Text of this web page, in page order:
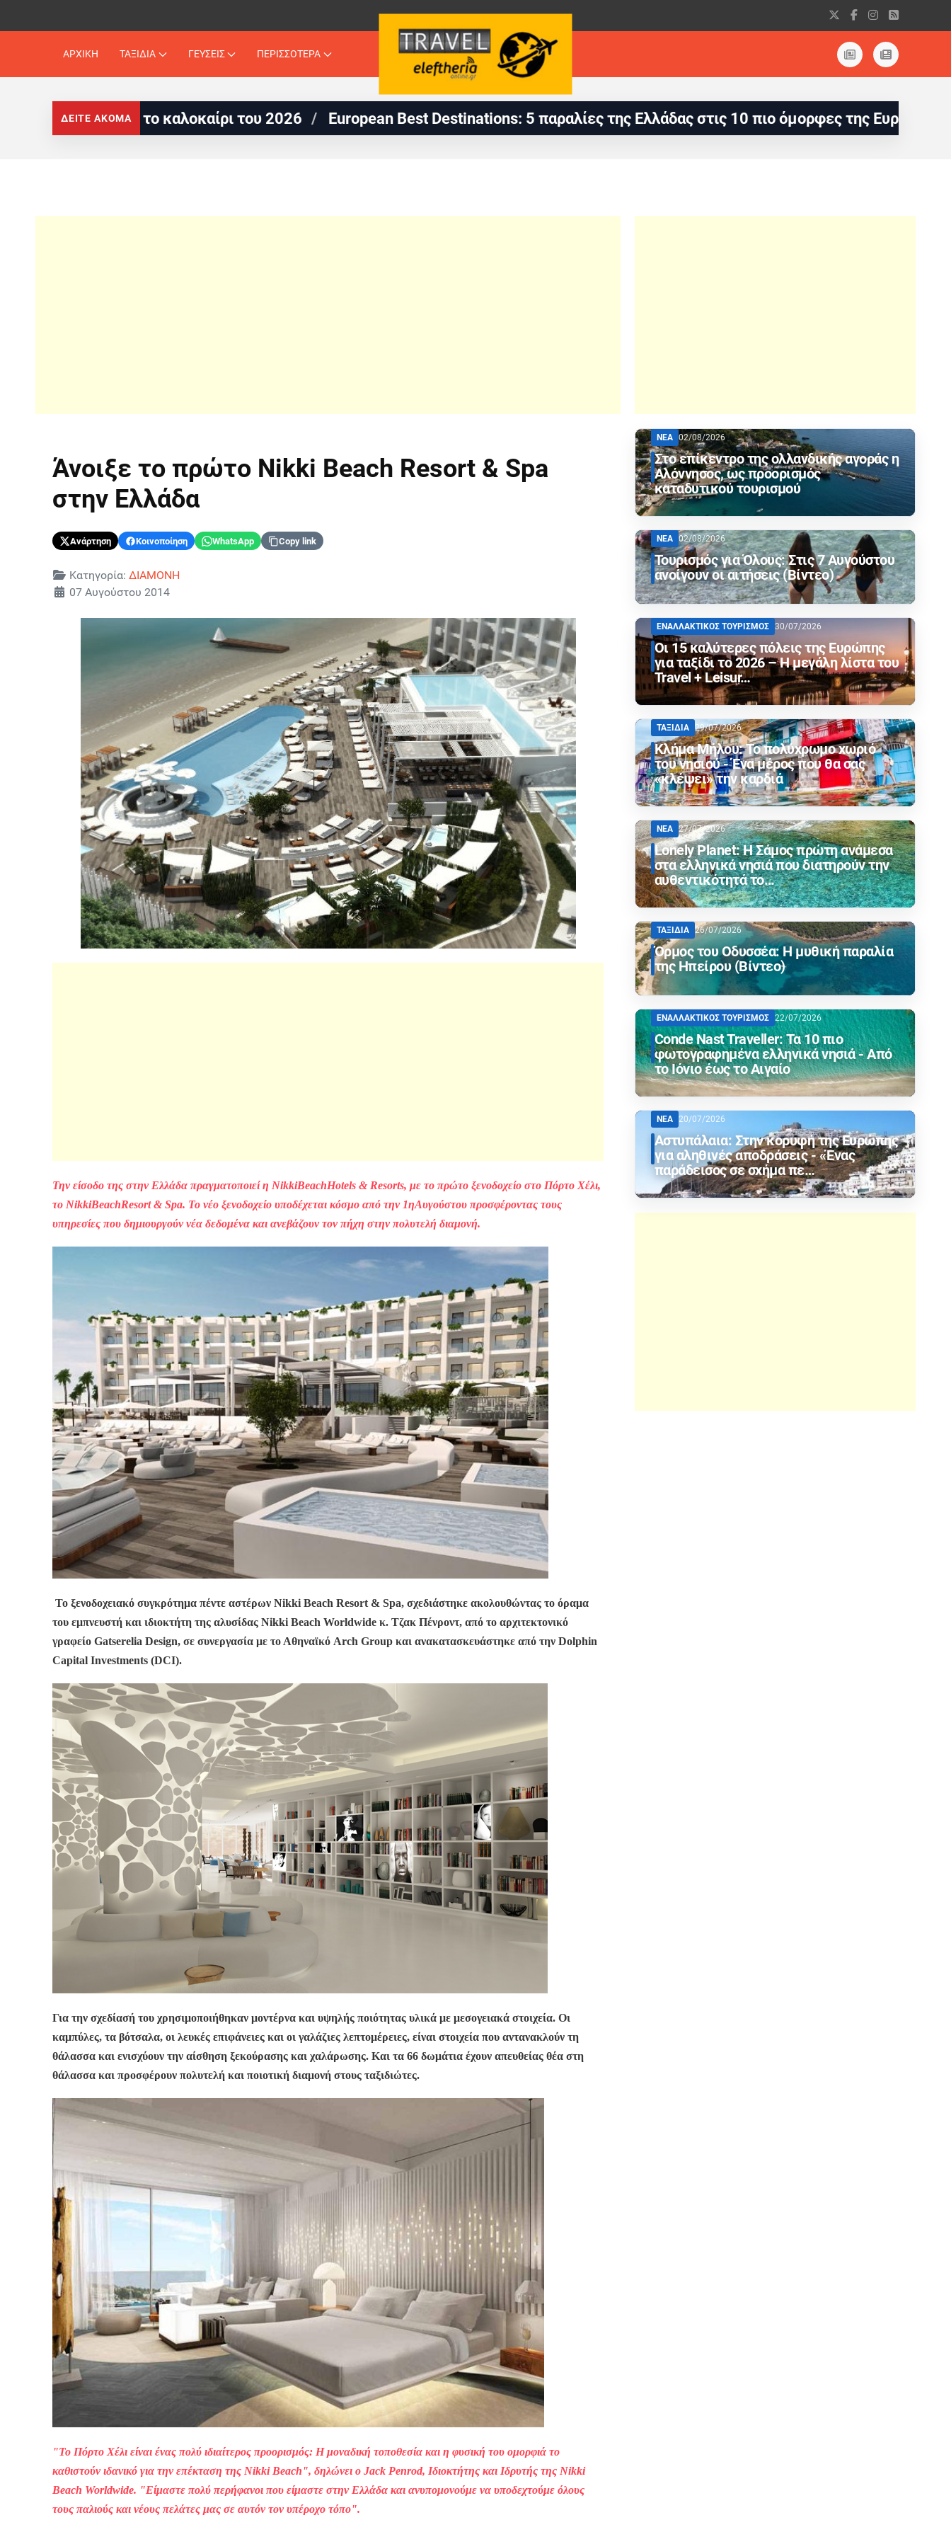
ΑΡΧΙΚΗ ΤΑΞΙΔΙΑ ΓΕΥΣΕΙΣ ΠΕΡΙΣΣΟΤΕΡΑ
ΔΕΙΤΕ ΑΚΟΜΑ
το καλοκαίρι του 2026 European Best Destinations: 5 παραλίες της Ελλάδας στις 10 πιο όμορφες της Ευρώπης Le Figaro
Άνοιξε το πρώτο Nikki Beach Resort & Spa
στην Ελλάδα
Ανάρτηση Κοινοποίηση WhatsApp Copy link
Λεπτομέρειες
Κατηγορία: ΔΙΑΜΟΝΗ
07 Αυγούστου 2014
Την είσοδο της στην Ελλάδα πραγματοποιεί η NikkiBeachHotels & Resorts, με το πρώτο ξενοδοχείο στο Πόρτο Χέλι,
το NikkiBeachResort& Spa. Το νέο ξενοδοχείο υποδέχεται κόσμο από την 1ηΑυγούστου προσφέροντας τους
υπηρεσίες που δημιουργούν νέα δεδομένα και ανεβάζουν τον πήχη στην πολυτελή διαμονή.
Το ξενοδοχειακό συγκρότημα πέντε αστέρων Nikki Beach Resort & Spa, σχεδιάστηκε ακολουθώντας το όραμα
του εμπνευστή και ιδιοκτήτη της αλυσίδας Nikki Beach Worldwide κ. Τζακ Πένροντ, από το αρχιτεκτονικό
γραφείο Gatserelia Design, σε συνεργασία με το Αθηναϊκό Arch Group και ανακατασκευάστηκε από την Dolphin
Capital Investments (DCI).
Για την σχεδίασή του χρησιμοποιήθηκαν μοντέρνα και υψηλής ποιότητας υλικά με μεσογειακά στοιχεία. Οι
καμπύλες, τα βότσαλα, οι λευκές επιφάνειες και οι γαλάζιες λεπτομέρειες, είναι στοιχεία που αντανακλούν τη
θάλασσα και ενισχύουν την αίσθηση ξεκούρασης και χαλάρωσης. Και τα 66 δωμάτια έχουν απευθείας θέα στη
θάλασσα και προσφέρουν πολυτελή και ποιοτική διαμονή στους ταξιδιώτες.
"Το Πόρτο Χέλι είναι ένας πολύ ιδιαίτερος προορισμός: Η μοναδική τοποθεσία και η φυσική του ομορφιά το
καθιστούν ιδανικό για την επέκταση της Nikki Beach", δηλώνει ο Jack Penrod, Ιδιοκτήτης και Ιδρυτής της Nikki
Beach Worldwide. "Είμαστε πολύ περήφανοι που είμαστε στην Ελλάδα και ανυπομονούμε να υποδεχτούμε όλους
τους παλιούς και νέους πελάτες μας σε αυτόν τον υπέροχο τόπο".
ΝΕΑ 02/08/2026
Στο επίκεντρο της ολλανδικής αγοράς η
Αλόννησος, ως προορισμός
καταδυτικού τουρισμού
ΝΕΑ 02/08/2026
Τουρισμός για Όλους: Στις 7 Αυγούστου
ανοίγουν οι αιτήσεις (Βίντεο)
ΕΝΑΛΛΑΚΤΙΚΟΣ ΤΟΥΡΙΣΜΟΣ 30/07/2026
Οι 15 καλύτερες πόλεις της Ευρώπης
για ταξίδι το 2026 – Η μεγάλη λίστα του
Travel + Leisur…
ΤΑΞΙΔΙΑ 29/07/2026
Κλήμα Μήλου: Το πολύχρωμο χωριό
του νησιού - Ένα μέρος που θα σας
«κλέψει» την καρδιά
ΝΕΑ 27/07/2026
Lonely Planet: Η Σάμος πρώτη ανάμεσα
στα ελληνικά νησιά που διατηρούν την
αυθεντικότητά το…
ΤΑΞΙΔΙΑ 26/07/2026
Όρμος του Οδυσσέα: Η μυθική παραλία
της Ηπείρου (Βίντεο)
ΕΝΑΛΛΑΚΤΙΚΟΣ ΤΟΥΡΙΣΜΟΣ 22/07/2026
Conde Nast Traveller: Τα 10 πιο
φωτογραφημένα ελληνικά νησιά - Από
το Ιόνιο έως το Αιγαίο
ΝΕΑ 20/07/2026
Αστυπάλαια: Στην κορυφή της Ευρώπης
για αληθινές αποδράσεις - «Ένας
παράδεισος σε σχήμα πε…